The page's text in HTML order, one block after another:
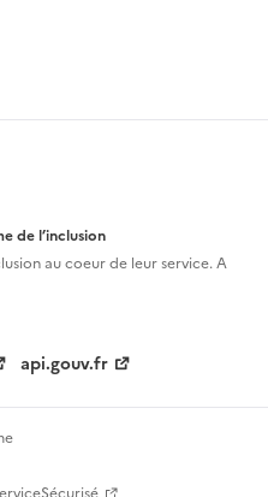
de l’inclusion
aucoeur de leur service. A
api.gouv.fr